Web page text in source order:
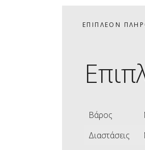
ΕΠΙΠΛΈΟΝ
Βάρος
Διαστάσεις